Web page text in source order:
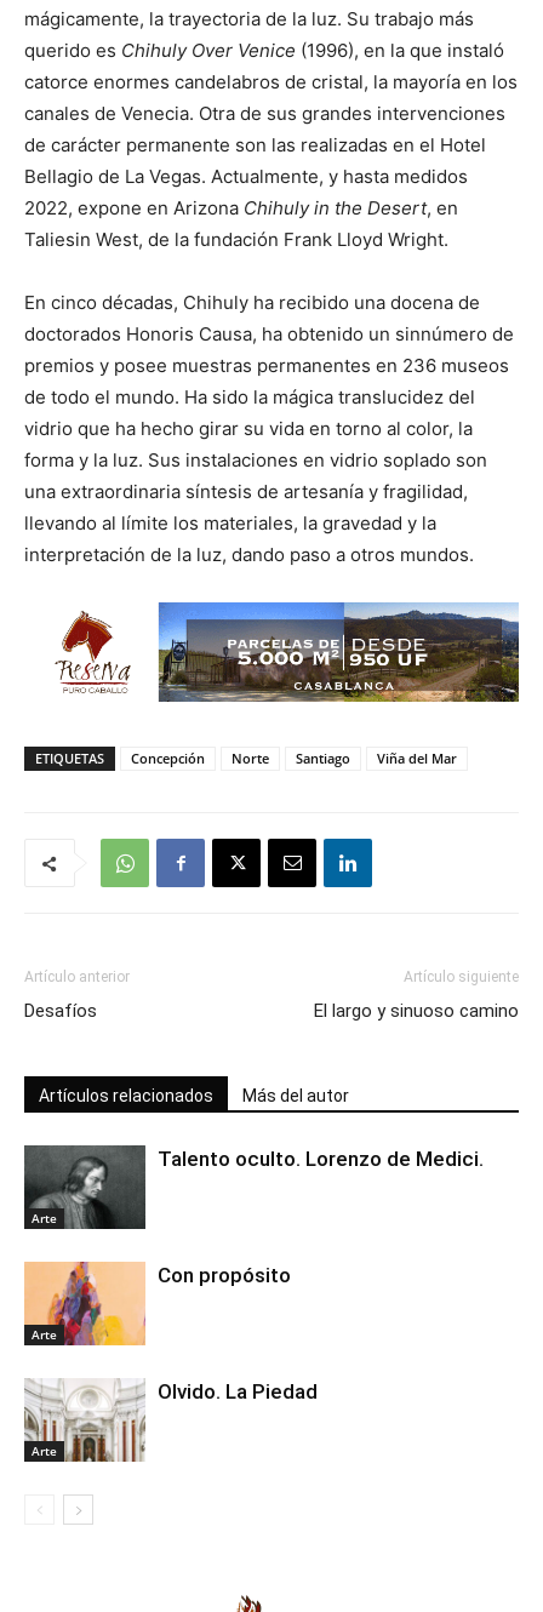
mágicamente, la trayectoria de la luz. Su trabajo más
querido es Chihuly Over Venice (1996), en la que instaló
catorce enormes candelabros de cristal, la mayoría en los
canales de Venecia. Otra de sus grandes intervenciones
de carácter permanente son las realizadas en el Hotel
Bellagio de La Vegas. Actualmente, y hasta medidos
2022, expone en Arizona Chihuly in the Desert, en
Taliesin West, de la fundación Frank Lloyd Wright.
En cinco décadas, Chihuly ha recibido una docena de
doctorados Honoris Causa, ha obtenido un sinnúmero de
premios y posee muestras permanentes en 236 museos
de todo el mundo. Ha sido la mágica translucidez del
vidrio que ha hecho girar su vida en torno al color, la
forma y la luz. Sus instalaciones en vidrio soplado son
una extraordinaria síntesis de artesanía y fragilidad,
llevando al límite los materiales, la gravedad y la
interpretación de la luz, dando paso a otros mundos.
ETIQUETAS Concepción Norte Santiago Viña del Mar
Artículo anterior
Desafíos
Artículo siguiente
El largo y sinuoso camino
Artículos relacionados Más del autor
Arte
Talento oculto. Lorenzo de Medici.
Arte
Con propósito
Arte
Olvido. La Piedad